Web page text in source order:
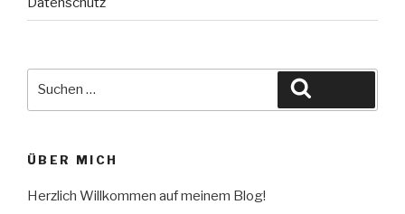
ÜBER MICH
Herzlich Willkommen auf meinem Blog!